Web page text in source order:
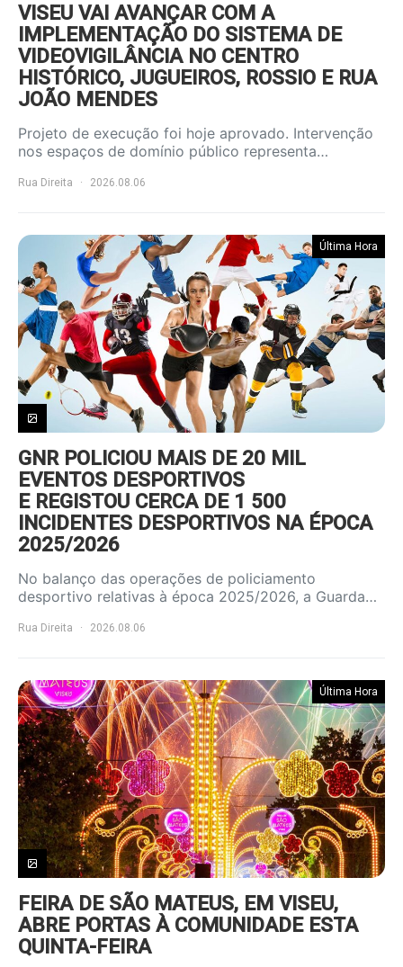
VISEU VAI AVANÇAR COM A
IMPLEMENTAÇÃO DO SISTEMA DE
VIDEOVIGILÂNCIA NO CENTRO
HISTÓRICO, JUGUEIROS, ROSSIO E RUA
JOÃO MENDES
Projeto de execução foi hoje aprovado. Intervenção
nos espaços de domínio público representa…
Rua Direita 2026.08.06
Última Hora
GNR POLICIOU MAIS DE 20 MIL
EVENTOS DESPORTIVOS
E REGISTOU CERCA DE 1 500
INCIDENTES DESPORTIVOS NA ÉPOCA
2025/2026
No balanço das operações de policiamento
desportivo relativas à época 2025/2026, a Guarda…
Rua Direita 2026.08.06
Última Hora
FEIRA DE SÃO MATEUS, EM VISEU,
ABRE PORTAS À COMUNIDADE ESTA
QUINTA-FEIRA